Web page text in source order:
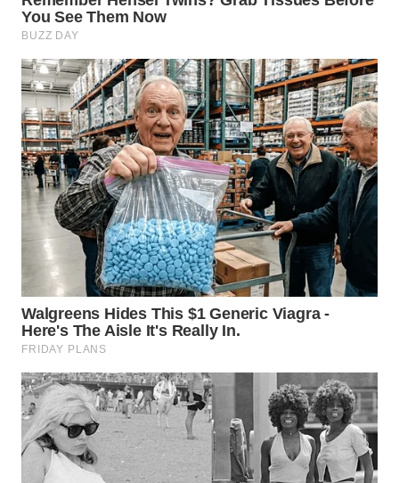
LAWAS
WN
SUMEDANG
WN
CIANJUR
WN
KEPULAUAN
SERIBU
TANGERANG
WN
WN
CIREBON